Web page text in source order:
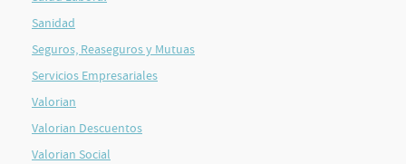
Sanidad
Seguros, Reaseguros y Mutuas
Servicios Empresariales
Valorian
Valorian Descuentos
Valorian Social